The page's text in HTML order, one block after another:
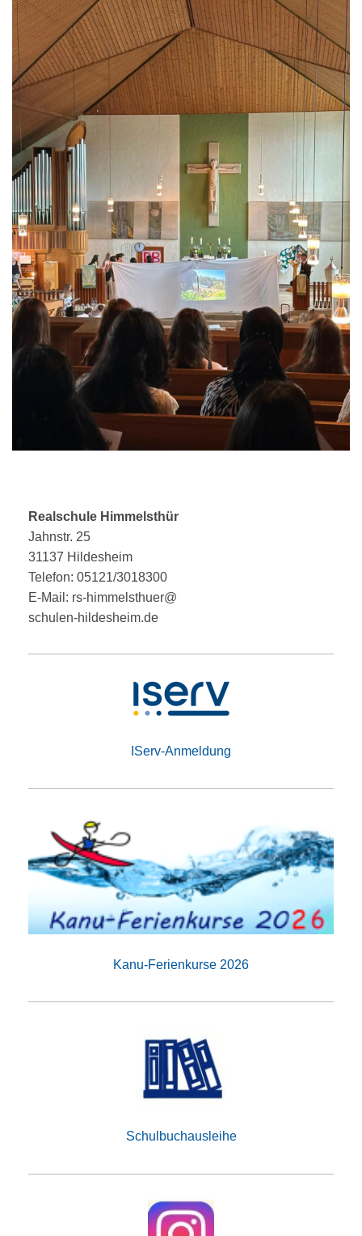
Realschule Himmelsthür
Jahnstr. 25
31137 Hildesheim
Telefon: 05121/3018300
E-Mail: rs-himmelsthuer@
schulen-hildesheim.de
IServ-Anmeldung
Kanu-Ferienkurse 2026
Schulbuchausleihe